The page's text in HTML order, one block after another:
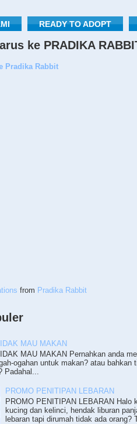
READY TO ADOPT
ke PRADIKA
Pradika Rabbit
from Pradika Rabbit
MAU MAKAN
MAU MAKAN Pernahkan anda
ogahan untuk makan? atau bahkan
PROMO PENITIPAN LEBARAN
PROMO PENITIPAN LEBARAN Halo
kucing dan kelinci, hendak liburan
lebaran tapi dirumah tidak ada orang?